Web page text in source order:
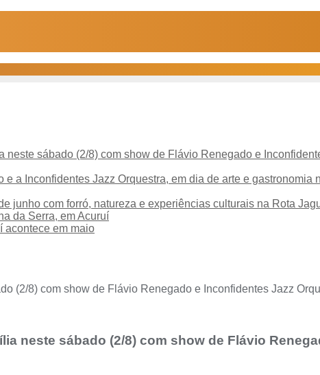
sábado (2/8) com show de Flávio Renegado e
a Inconfidentes Jazz Orquestra, em dia de arte e gastronomia
junho com forró, natureza e experiências culturais na Rota
da Serra, em Acuruí
acontece em maio
neste sábado (2/8) com show de Flávio